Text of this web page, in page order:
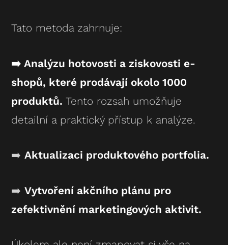
Tato metoda zahrnuje:
➡️ Analýzu hotovosti a ziskovosti e-
shopů, které prodávají okolo 1000
produktů. Tento rozsah umožňuje
detailní a praktický přístup k analýze.
➡️Aktualizaci produktového portfolia.
➡️Vytvoření akčního plánu pro
zefektivnění marketingových aktivit.